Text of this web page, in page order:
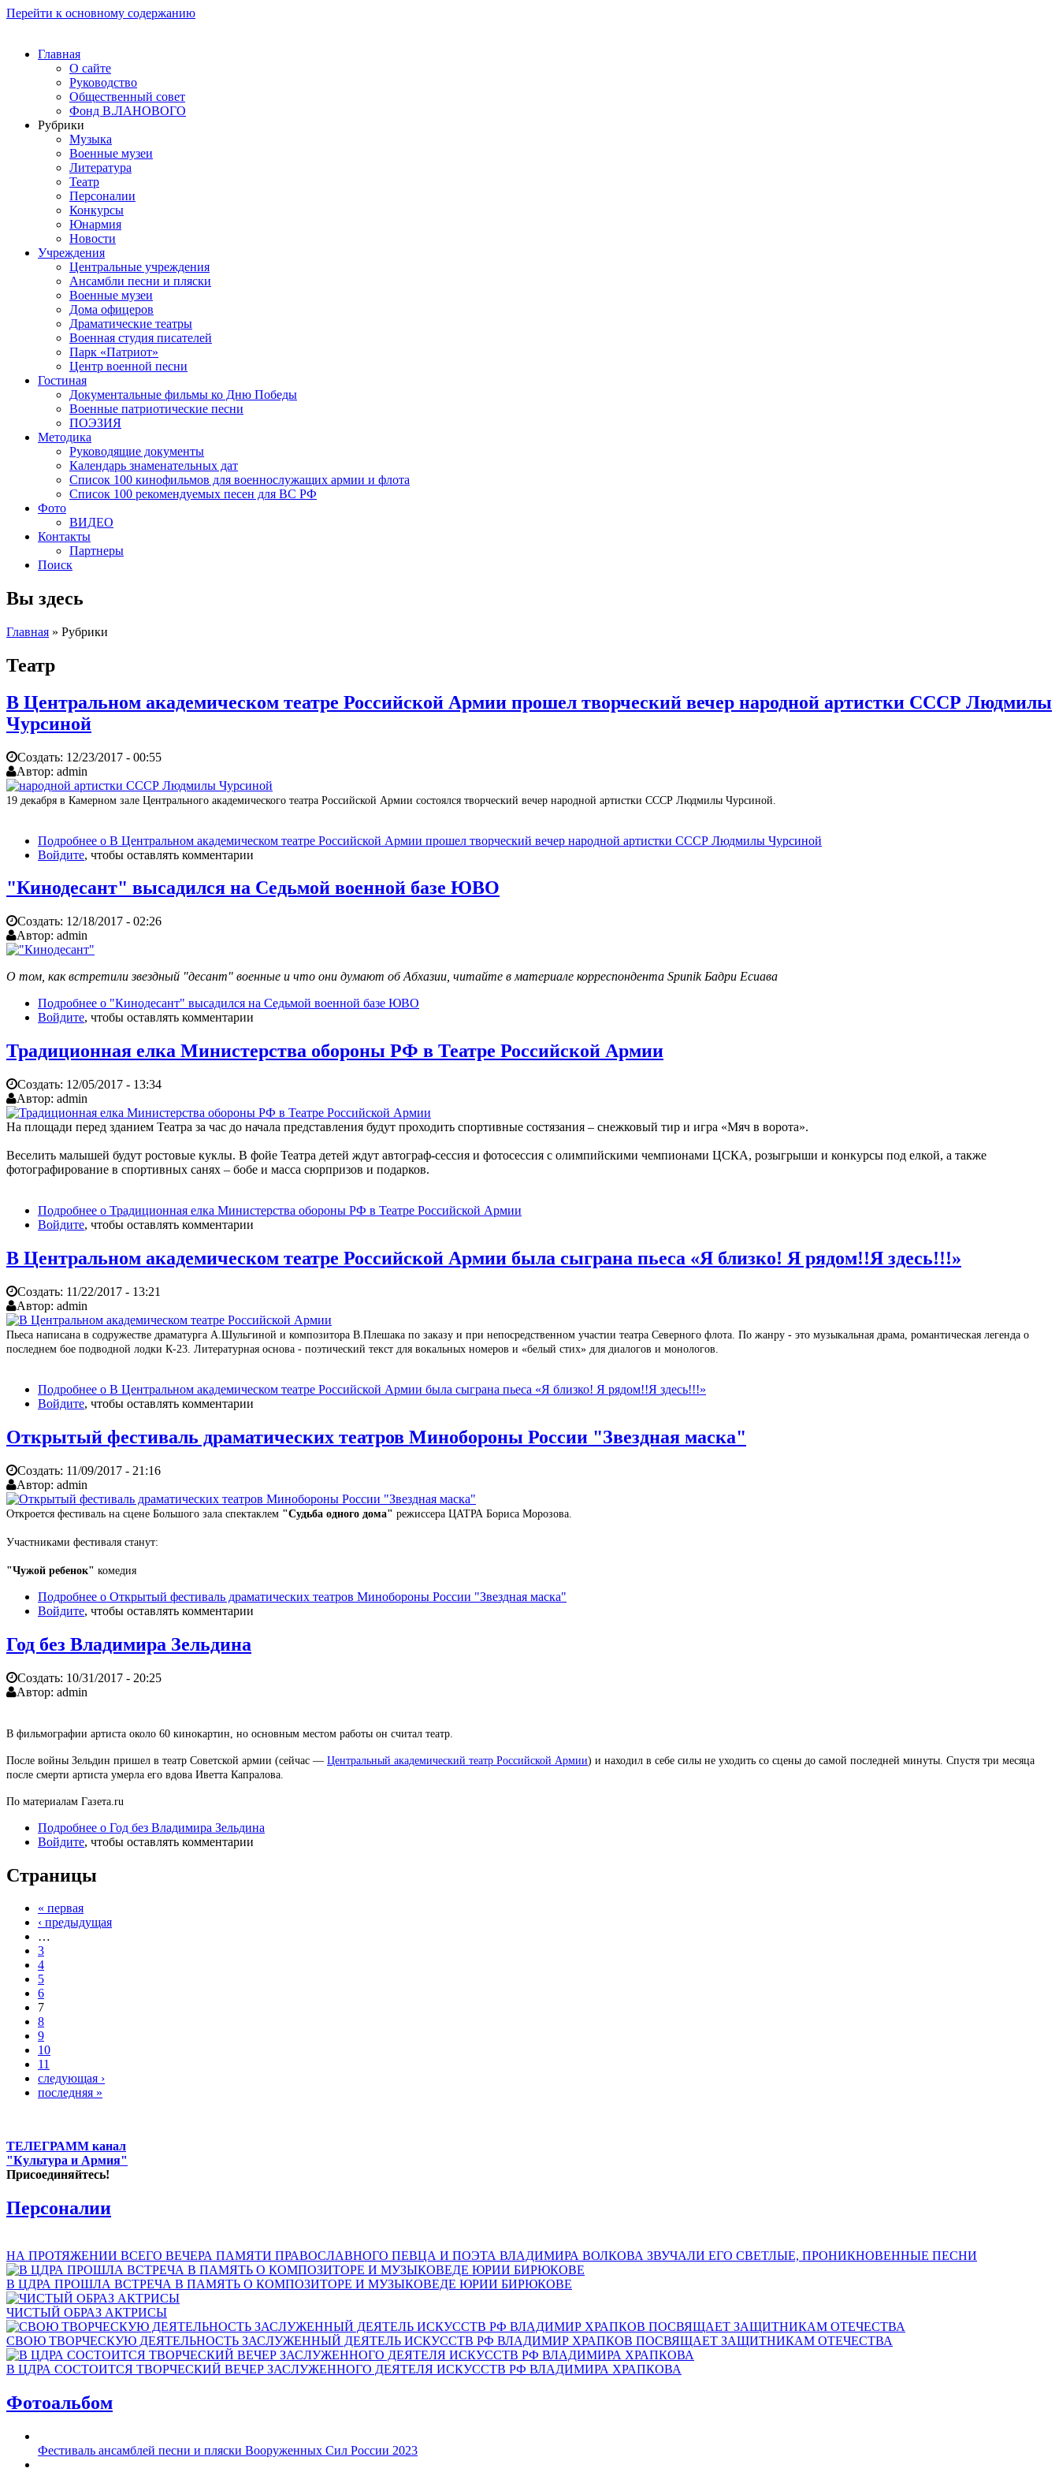
Перейти к основному содержанию
Главная
О сайте
Руководство
Общественный совет
Фонд В.ЛАНОВОГО
Рубрики
Музыка
Военные музеи
Литература
Театр
Персоналии
Конкурсы
Юнармия
Новости
Учреждения
Центральные учреждения
Ансамбли песни и пляски
Военные музеи
Дома офицеров
Драматические театры
Военная студия писателей
Парк «Патриот»
Центр военной песни
Гостиная
Документальные фильмы ко Дню Победы
Военные патриотические песни
ПОЭЗИЯ
Методика
Руководящие документы
Календарь знаменательных дат
Список 100 кинофильмов для военнослужащих армии и флота
Список 100 рекомендуемых песен для ВС РФ
Фото
ВИДЕО
Контакты
Партнеры
Поиск
Вы здесь
Главная » Рубрики
Театр
В Центральном академическом театре Российской Армии прошел творческий вечер народной артистки СССР Людмилы
Чурсиной
Создать: 12/23/2017 - 00:55
Автор: admin
19 декабря в Камерном зале Центрального академического театра Российской Армии состоялся творческий вечер народной артистки СССР Людмилы Чурсиной.
Подробнее о В Центральном академическом театре Российской Армии прошел творческий вечер народной артистки СССР Людмилы Чурсиной
Войдите, чтобы оставлять комментарии
"Кинодесант" высадился на Седьмой военной базе ЮВО
Создать: 12/18/2017 - 02:26
Автор: admin
О том, как встретили звездный "десант" военные и что они думают об Абхазии, читайте в материале корреспондента Spunik Бадри Есиава
Подробнее о "Кинодесант" высадился на Седьмой военной базе ЮВО
Войдите, чтобы оставлять комментарии
Традиционная елка Министерства обороны РФ в Театре Российской Армии
Создать: 12/05/2017 - 13:34
Автор: admin
На площади перед зданием Театра за час до начала представления будут проходить спортивные состязания – снежковый тир и игра «Мяч в ворота».
Веселить малышей будут ростовые куклы. В фойе Театра детей ждут автограф-сессия и фотосессия с олимпийскими чемпионами ЦСКА, розыгрыши и конкурсы под елкой, а также
фотографирование в спортивных санях – бобе и масса сюрпризов и подарков.
Подробнее о Традиционная елка Министерства обороны РФ в Театре Российской Армии
Войдите, чтобы оставлять комментарии
В Центральном академическом театре Российской Армии была сыграна пьеса «Я близко! Я рядом!!Я здесь!!!»
Создать: 11/22/2017 - 13:21
Автор: admin
Пьеса написана в содружестве драматурга А.Шульгиной и композитора В.Плешака по заказу и при непосредственном участии театра Северного флота. По жанру - это музыкальная драма, романтическая легенда о
последнем бое подводной лодки К-23. Литературная основа - поэтический текст для вокальных номеров и «белый стих» для диалогов и монологов.
Подробнее о В Центральном академическом театре Российской Армии была сыграна пьеса «Я близко! Я рядом!!Я здесь!!!»
Войдите, чтобы оставлять комментарии
Открытый фестиваль драматических театров Минобороны России "Звездная маска"
Создать: 11/09/2017 - 21:16
Автор: admin
Откроется фестиваль на сцене Большого зала спектаклем "Судьба одного дома" режиссера ЦАТРА Бориса Морозова.
Участниками фестиваля станут:
"Чужой ребенок" комедия
Подробнее о Открытый фестиваль драматических театров Минобороны России "Звездная маска"
Войдите, чтобы оставлять комментарии
Год без Владимира Зельдина
Создать: 10/31/2017 - 20:25
Автор: admin
В фильмографии артиста около 60 кинокартин, но основным местом работы он считал театр.
После войны Зельдин пришел в театр Советской армии (сейчас — Центральный академический театр Российской Армии) и находил в себе силы не уходить со сцены до самой последней минуты. Спустя три месяца
после смерти артиста умерла его вдова Иветта Капралова.
По материалам Газета.ru
Подробнее о Год без Владимира Зельдина
Войдите, чтобы оставлять комментарии
Страницы
« первая
‹ предыдущая
…
3
4
5
6
7
8
9
10
11
следующая ›
последняя »
ТЕЛЕГРАММ канал
"Культура и Армия"
Присоединяйтесь!
Персоналии
НА ПРОТЯЖЕНИИ ВСЕГО ВЕЧЕРА ПАМЯТИ ПРАВОСЛАВНОГО ПЕВЦА И ПОЭТА ВЛАДИМИРА ВОЛКОВА ЗВУЧАЛИ ЕГО СВЕТЛЫЕ, ПРОНИКНОВЕННЫЕ ПЕСНИ
В ЦДРА ПРОШЛА ВСТРЕЧА В ПАМЯТЬ О КОМПОЗИТОРЕ И МУЗЫКОВЕДЕ ЮРИИ БИРЮКОВЕ
ЧИСТЫЙ ОБРАЗ АКТРИСЫ
СВОЮ ТВОРЧЕСКУЮ ДЕЯТЕЛЬНОСТЬ ЗАСЛУЖЕННЫЙ ДЕЯТЕЛЬ ИСКУССТВ РФ ВЛАДИМИР ХРАПКОВ ПОСВЯЩАЕТ ЗАЩИТНИКАМ ОТЕЧЕСТВА
В ЦДРА СОСТОИТСЯ ТВОРЧЕСКИЙ ВЕЧЕР ЗАСЛУЖЕННОГО ДЕЯТЕЛЯ ИСКУССТВ РФ ВЛАДИМИРА ХРАПКОВА
Фотоальбом
Фестиваль ансамблей песни и пляски Вооруженных Сил России 2023